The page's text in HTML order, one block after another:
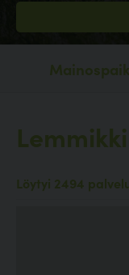
Löytyi 2494